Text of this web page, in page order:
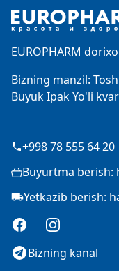
EUROPHARM
Bizning manzil:
Buyuk Ipak Yo'li
+998 78 555 64 20
Buyurtma berish:
Yetkazib berish:
FacebookInstagram
Bizning kanal